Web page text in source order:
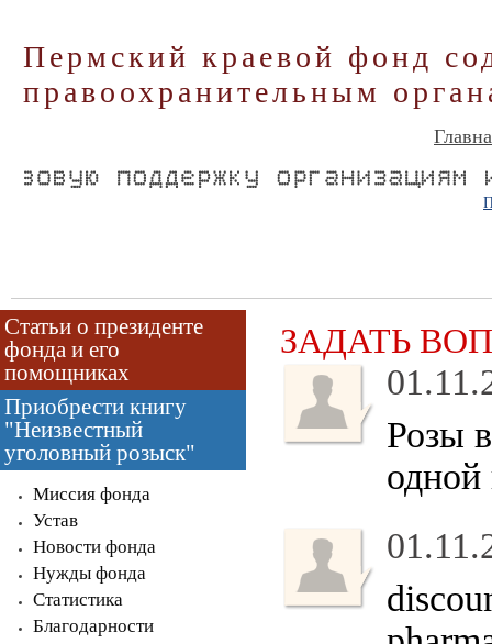
Пермский краевой фонд
правоохранительным
Статьи о президенте
фонда и его
помощниках
Приобрести книгу
"Неизвестный
уголовный розыск"
Миссия фонда
Устав
Новости фонда
Нужды фонда
Статистика
Благодарности
ЗАДАТЬ
Розы